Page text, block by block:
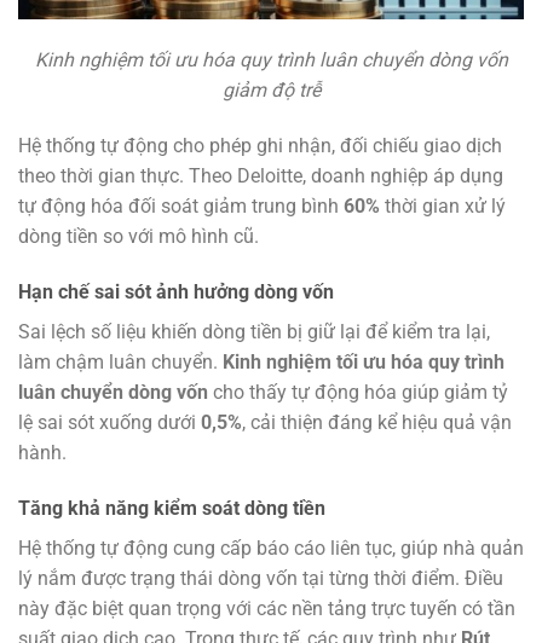
Kinh nghiệm tối ưu hóa quy trình luân chuyển dòng vốn
giảm độ trễ
Hệ thống tự động cho phép ghi nhận, đối chiếu giao dịch
theo thời gian thực. Theo Deloitte, doanh nghiệp áp dụng
tự động hóa đối soát giảm trung bình 60% thời gian xử lý
dòng tiền so với mô hình cũ.
Hạn chế sai sót ảnh hưởng dòng vốn
Sai lệch số liệu khiến dòng tiền bị giữ lại để kiểm tra lại,
làm chậm luân chuyển. Kinh nghiệm tối ưu hóa quy trình
luân chuyển dòng vốn cho thấy tự động hóa giúp giảm tỷ
lệ sai sót xuống dưới 0,5%, cải thiện đáng kể hiệu quả vận
hành.
Tăng khả năng kiểm soát dòng tiền
Hệ thống tự động cung cấp báo cáo liên tục, giúp nhà quản
lý nắm được trạng thái dòng vốn tại từng thời điểm. Điều
này đặc biệt quan trọng với các nền tảng trực tuyến có tần
suất giao dịch cao. Trong thực tế, các quy trình như Rút